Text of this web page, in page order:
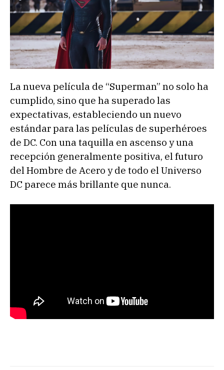
La nueva película de “Superman” no solo ha
cumplido, sino que ha superado las
expectativas, estableciendo un nuevo
estándar para las películas de superhéroes
de DC. Con una taquilla en ascenso y una
recepción generalmente positiva, el futuro
del Hombre de Acero y de todo el Universo
DC parece más brillante que nunca.